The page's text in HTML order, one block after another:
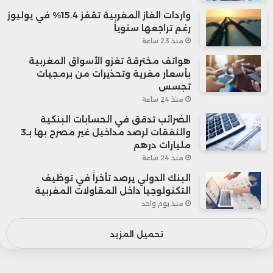
تتداخل فيها حدود السياسة والاقتصاد
والتكنولوجيا، لتتحول فيها أسئلة الملكية من
“من يبتكر؟” إلى سؤال أعمق وأكثر حساسية:
من يملك مستقبل الذكاء الاصطناعي؟
واردات الغاز المغربية تقفز 15.4% في يوليوز
رغم تراجعها سنوياً
منذ 23 ساعة
هواتف مخترقة تغزو الأسواق المغربية
بأسعار مغرية وتحذيرات من برمجيات
تجسس
منذ 24 ساعة
الضرائب تدقق في الحسابات البنكية
والنفقات لرصد مداخيل غير مصرح بها بـ3
مليارات درهم
منذ 24 ساعة
البنك الدولي يرصد تأخراً في توظيف
التكنولوجيا داخل المقاولات المغربية
منذ يوم واحد
تحميل المزيد